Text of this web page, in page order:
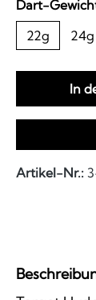
Dart-
22g
24g
In
Artikel-Nr.: